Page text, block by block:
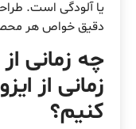
یا آلودگی است.
دقیق خواص هر
چه زمانی
زمانی از
کنیم؟